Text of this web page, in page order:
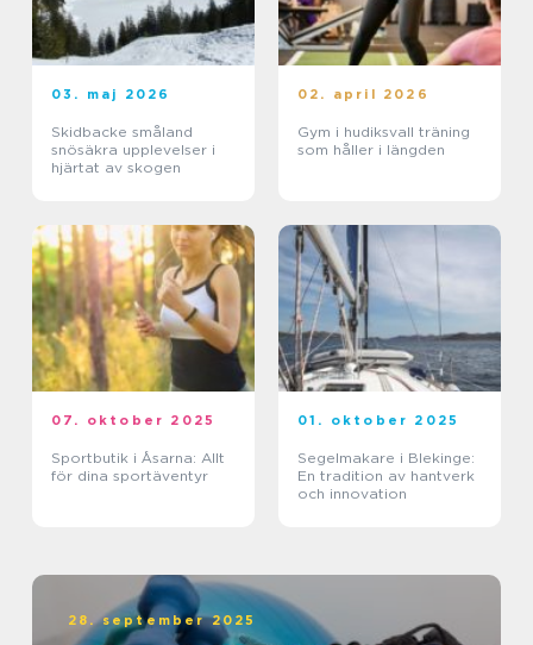
03. maj 2026
Skidbacke småland
snösäkra upplevelser i
hjärtat av skogen
02. april 2026
Gym i hudiksvall träning
som håller i längden
07. oktober 2025
Sportbutik i Åsarna: Allt
för dina sportäventyr
01. oktober 2025
Segelmakare i Blekinge:
En tradition av hantverk
och innovation
28. september 2025